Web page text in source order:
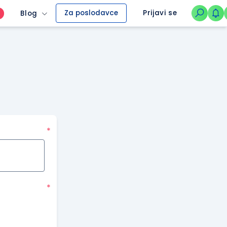
Blog Za poslodavce Prijavi se
*
*